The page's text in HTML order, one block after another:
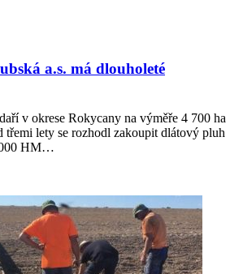
a.s. má dlouholeté
v okrese Rokycany na výměře 4 700 ha
třemi lety se rozhodl zakoupit dlátový pluh
HM…